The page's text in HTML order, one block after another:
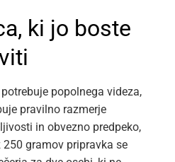
ki jo boste
potrebuje popolnega videza,
pravilno razmerje
in obvezno predpeko,
250 gramov pripravka se